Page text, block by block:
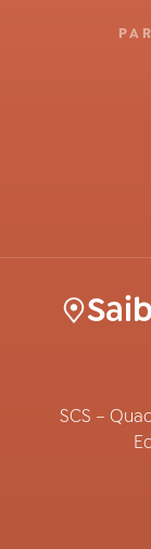
SCS –